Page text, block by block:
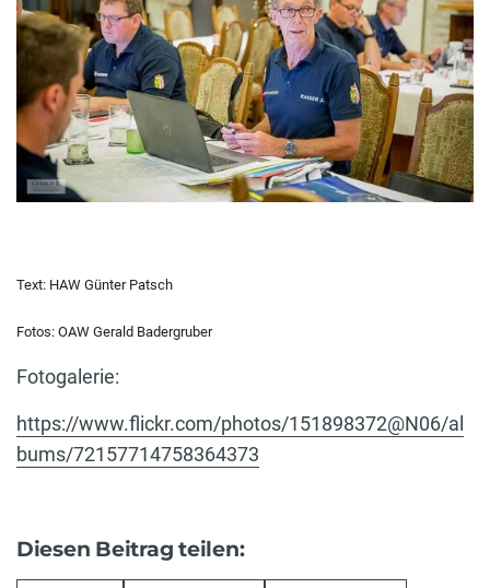
Text: HAW Günter Patsch
Fotos: OAW Gerald Badergruber
Fotogalerie:
https://www.flickr.com/photos/151898372@N06/al
bums/72157714758364373
Diesen Beitrag teilen: